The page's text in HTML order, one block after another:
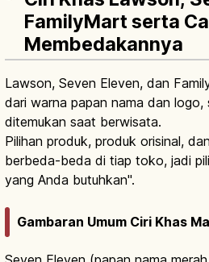
FamilyMart serta
Membedakannya
Lawson, Seven Eleven, dan
dari warna papan nama dan logo,
ditemukan saat berwisata.
Pilihan produk, produk orisinal,
berbeda-beda di tiap toko, jadi
yang Anda butuhkan".
Gambaran Umum Ciri Khas